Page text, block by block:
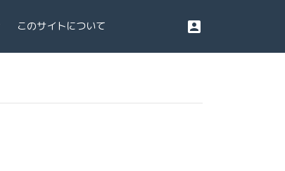
このサイトについて account_box